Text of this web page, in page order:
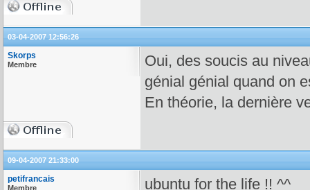
03-04-2007 12:56:26
Skorps
Membre
Oui, des soucis au
génial génial quand on
En théorie, la dernière
09-04-2007 21:33:00
petifrancais
Membre ubuntu for the life !! ^^